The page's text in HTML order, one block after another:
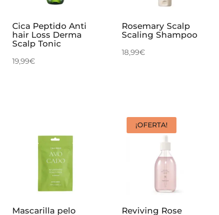
Cica Peptido Anti
hair Loss Derma
Scalp Tonic
19,99€
Rosemary Scalp
Scaling Shampoo
18,99€
Mascarilla pelo
¡OFERTA!
Reviving Rose